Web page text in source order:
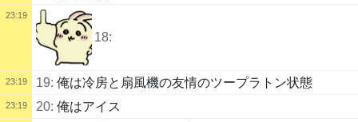
23:19
18:
23:19 19: 俺は冷房と扇風機の友情のツープラトン状態
23:19 20: 俺はアイス